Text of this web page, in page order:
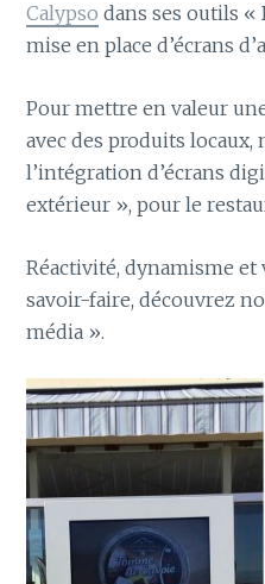
Calypso dans ses outils «
mise en place d’écrans
Pour mettre en valeur
avec des produits locaux,
l’intégration d’écrans
extérieur », pour le
Réactivité, dynamisme
savoir-faire, découvrez
média ».